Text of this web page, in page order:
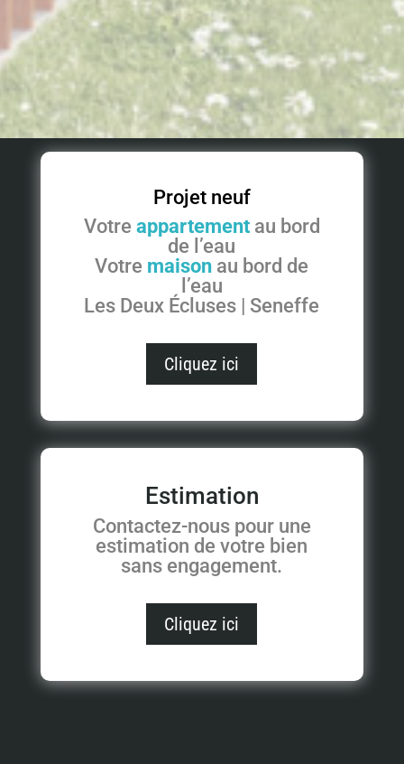
Projet neuf
Votre appartementau bord
de l’eau
Votre maison au bord de
l’eau
Les Deux Écluses | Seneffe
Cliquez ici
Estimation
Contactez-nous pour une
estimation de votre bien
sans engagement.
Cliquez ici